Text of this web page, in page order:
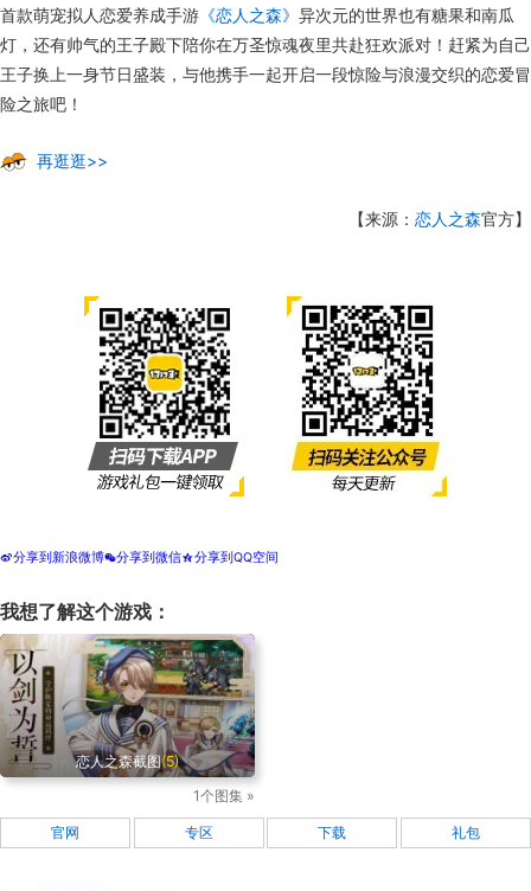
首款萌宠拟人恋爱养成手游 《恋人之森》 异次元的世界也有糖果和南瓜
灯，还有帅气的王子殿下陪你在万圣惊魂夜里共赴狂欢派对！赶紧为自己
王子换上一身节日盛装，与他携手一起开启一段惊险与浪漫交织的恋爱冒
险之旅吧！
再逛逛>>
【来源： 恋人之森官方】
t分享到新浪微博w分享到微信z分享到QQ空间
我想了解这个游戏：
恋人之森截图(5)
1个图集 »
官网 专区 下载 礼包